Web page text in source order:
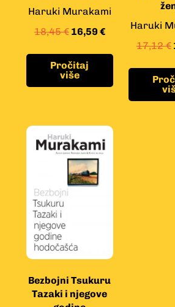
Haruki Murakami
18,45€ 16,59 €
Pročitaj
više
Haruki
17,12€
Bezbojni Tsukuru
Tazaki i njegove